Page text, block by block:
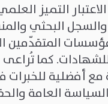
التميز
والسجل البحثي
المتقدّمين
كما تُراعى
مع أفضلية
العامة